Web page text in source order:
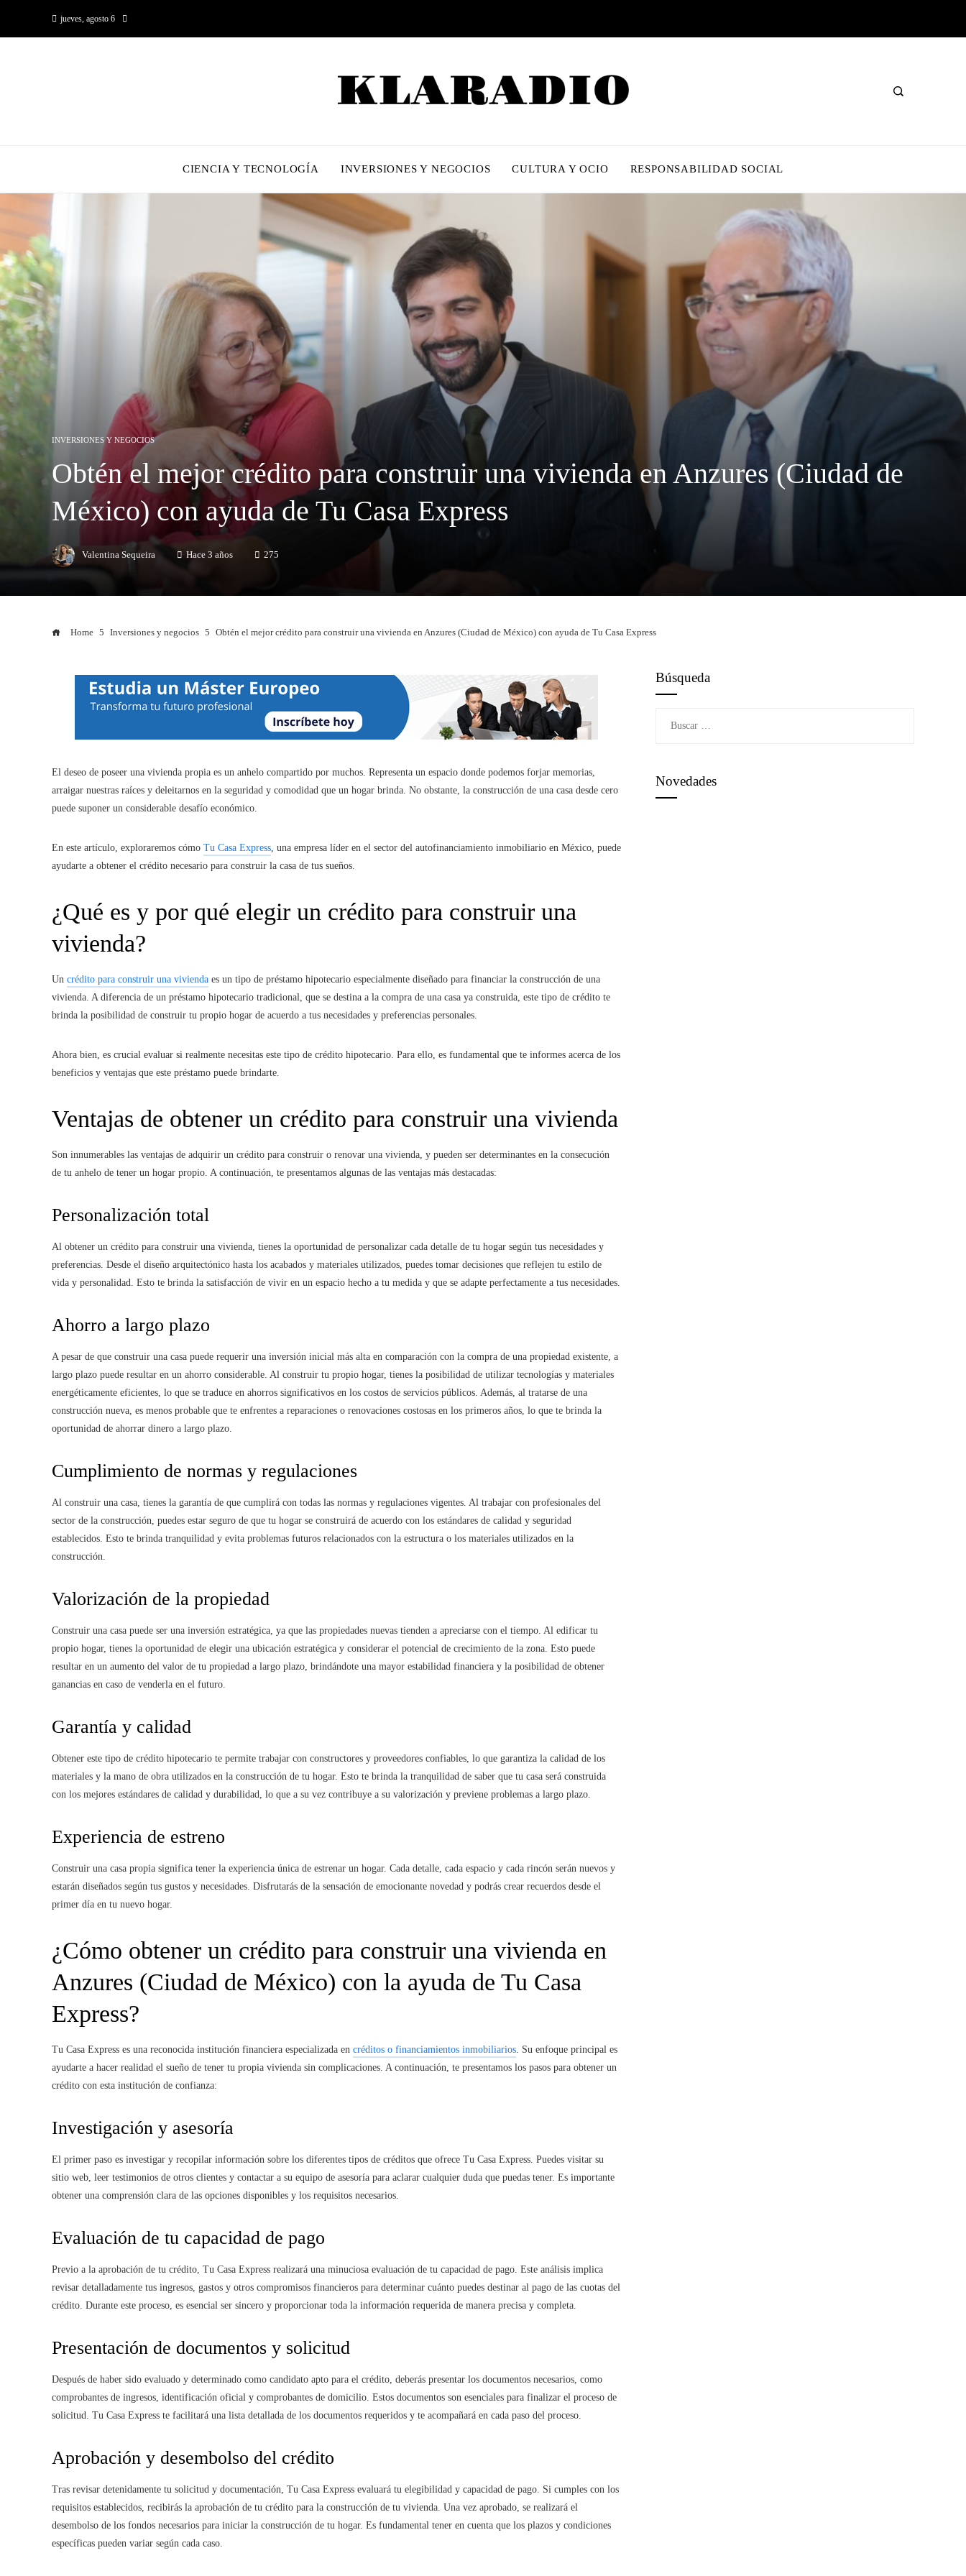
jueves, agosto 6
CIENCIA Y TECNOLOGÍA INVERSIONES Y NEGOCIOS CULTURA Y OCIO RESPONSABILIDAD SOCIAL
INVERSIONES Y NEGOCIOS
Obtén el mejor crédito para construir una vivienda en Anzures (Ciudad de
México) con ayuda de Tu Casa Express
Valentina Sequeira Hace 3 años 275
Home Inversiones y negocios Obtén el mejor crédito para construir una vivienda en Anzures (Ciudad de México) con ayuda de Tu Casa Express
El deseo de poseer una vivienda propia es un anhelo compartido por muchos. Representa un espacio donde podemos forjar memorias,
arraigar nuestras raíces y deleitarnos en la seguridad y comodidad que un hogar brinda. No obstante, la construcción de una casa desde cero
puede suponer un considerable desafío económico.
En este artículo, exploraremos cómo Tu Casa Express, una empresa líder en el sector del autofinanciamiento inmobiliario en México, puede
ayudarte a obtener el crédito necesario para construir la casa de tus sueños.
¿Qué es y por qué elegir un crédito para construir una
vivienda?
Un crédito para construir una vivienda es un tipo de préstamo hipotecario especialmente diseñado para financiar la construcción de una
vivienda. A diferencia de un préstamo hipotecario tradicional, que se destina a la compra de una casa ya construida, este tipo de crédito te
brinda la posibilidad de construir tu propio hogar de acuerdo a tus necesidades y preferencias personales.
Ahora bien, es crucial evaluar si realmente necesitas este tipo de crédito hipotecario. Para ello, es fundamental que te informes acerca de los
beneficios y ventajas que este préstamo puede brindarte.
Ventajas de obtener un crédito para construir una vivienda
Son innumerables las ventajas de adquirir un crédito para construir o renovar una vivienda, y pueden ser determinantes en la consecución
de tu anhelo de tener un hogar propio. A continuación, te presentamos algunas de las ventajas más destacadas:
Personalización total
Al obtener un crédito para construir una vivienda, tienes la oportunidad de personalizar cada detalle de tu hogar según tus necesidades y
preferencias. Desde el diseño arquitectónico hasta los acabados y materiales utilizados, puedes tomar decisiones que reflejen tu estilo de
vida y personalidad. Esto te brinda la satisfacción de vivir en un espacio hecho a tu medida y que se adapte perfectamente a tus necesidades.
Ahorro a largo plazo
A pesar de que construir una casa puede requerir una inversión inicial más alta en comparación con la compra de una propiedad existente, a
largo plazo puede resultar en un ahorro considerable. Al construir tu propio hogar, tienes la posibilidad de utilizar tecnologías y materiales
energéticamente eficientes, lo que se traduce en ahorros significativos en los costos de servicios públicos. Además, al tratarse de una
construcción nueva, es menos probable que te enfrentes a reparaciones o renovaciones costosas en los primeros años, lo que te brinda la
oportunidad de ahorrar dinero a largo plazo.
Cumplimiento de normas y regulaciones
Al construir una casa, tienes la garantía de que cumplirá con todas las normas y regulaciones vigentes. Al trabajar con profesionales del
sector de la construcción, puedes estar seguro de que tu hogar se construirá de acuerdo con los estándares de calidad y seguridad
establecidos. Esto te brinda tranquilidad y evita problemas futuros relacionados con la estructura o los materiales utilizados en la
construcción.
Valorización de la propiedad
Construir una casa puede ser una inversión estratégica, ya que las propiedades nuevas tienden a apreciarse con el tiempo. Al edificar tu
propio hogar, tienes la oportunidad de elegir una ubicación estratégica y considerar el potencial de crecimiento de la zona. Esto puede
resultar en un aumento del valor de tu propiedad a largo plazo, brindándote una mayor estabilidad financiera y la posibilidad de obtener
ganancias en caso de venderla en el futuro.
Garantía y calidad
Obtener este tipo de crédito hipotecario te permite trabajar con constructores y proveedores confiables, lo que garantiza la calidad de los
materiales y la mano de obra utilizados en la construcción de tu hogar. Esto te brinda la tranquilidad de saber que tu casa será construida
con los mejores estándares de calidad y durabilidad, lo que a su vez contribuye a su valorización y previene problemas a largo plazo.
Experiencia de estreno
Construir una casa propia significa tener la experiencia única de estrenar un hogar. Cada detalle, cada espacio y cada rincón serán nuevos y
estarán diseñados según tus gustos y necesidades. Disfrutarás de la sensación de emocionante novedad y podrás crear recuerdos desde el
primer día en tu nuevo hogar.
¿Cómo obtener un crédito para construir una vivienda en
Anzures (Ciudad de México) con la ayuda de Tu Casa
Express?
Tu Casa Express es una reconocida institución financiera especializada en créditos o financiamientos inmobiliarios. Su enfoque principal es
ayudarte a hacer realidad el sueño de tener tu propia vivienda sin complicaciones. A continuación, te presentamos los pasos para obtener un
crédito con esta institución de confianza:
Investigación y asesoría
El primer paso es investigar y recopilar información sobre los diferentes tipos de créditos que ofrece Tu Casa Express. Puedes visitar su
sitio web, leer testimonios de otros clientes y contactar a su equipo de asesoría para aclarar cualquier duda que puedas tener. Es importante
obtener una comprensión clara de las opciones disponibles y los requisitos necesarios.
Evaluación de tu capacidad de pago
Previo a la aprobación de tu crédito, Tu Casa Express realizará una minuciosa evaluación de tu capacidad de pago. Este análisis implica
revisar detalladamente tus ingresos, gastos y otros compromisos financieros para determinar cuánto puedes destinar al pago de las cuotas del
crédito. Durante este proceso, es esencial ser sincero y proporcionar toda la información requerida de manera precisa y completa.
Presentación de documentos y solicitud
Después de haber sido evaluado y determinado como candidato apto para el crédito, deberás presentar los documentos necesarios, como
comprobantes de ingresos, identificación oficial y comprobantes de domicilio. Estos documentos son esenciales para finalizar el proceso de
solicitud. Tu Casa Express te facilitará una lista detallada de los documentos requeridos y te acompañará en cada paso del proceso.
Aprobación y desembolso del crédito
Tras revisar detenidamente tu solicitud y documentación, Tu Casa Express evaluará tu elegibilidad y capacidad de pago. Si cumples con los
requisitos establecidos, recibirás la aprobación de tu crédito para la construcción de tu vivienda. Una vez aprobado, se realizará el
desembolso de los fondos necesarios para iniciar la construcción de tu hogar. Es fundamental tener en cuenta que los plazos y condiciones
específicas pueden variar según cada caso.
Búsqueda
Novedades